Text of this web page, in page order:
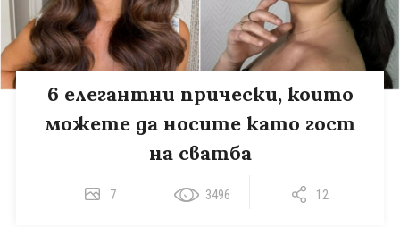
6 eлегантни прически, които
можете да носите като гост
на сватба
7 3496 12